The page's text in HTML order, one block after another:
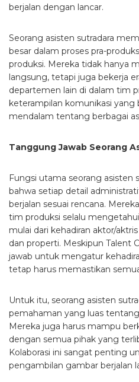
berjalan dengan lancar.
Seorang asisten sutradara
besar dalam proses pra-
produksi. Mereka tidak hanya
langsung, tetapi juga bekerja
departemen lain di dalam tim
keterampilan komunikasi yang
mendalam tentang berbagai
Tanggung Jawab Seorang
Fungsi utama seorang asisten
bahwa setiap detail
berjalan sesuai rencana.
tim produksi selalu
mulai dari kehadiran aktor/
dan properti. Meskipun Talent
jawab untuk mengatur
tetap harus memastikan
Untuk itu, seorang asisten
pemahaman yang luas
Mereka juga harus mampu
dengan semua pihak yang
Kolaborasi ini sangat penting
pengambilan gambar berjalan